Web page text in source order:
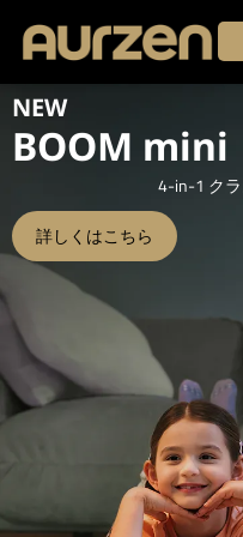
content
ZIP
世界初！三つ折り式
詳しくはこちら